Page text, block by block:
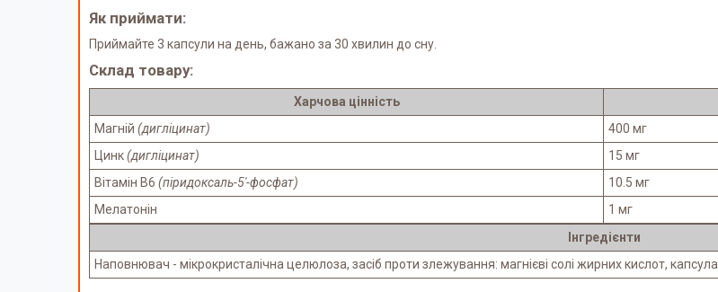
Як приймати:
Приймайте 3 капсули на день, бажано за 30 хвилин до сну.
Склад товару:
Харчова цінність
Магній (дигліцинат)
400 мг
Цинк(дигліцинат)
15 мг
Вітамін B6 (піридоксаль-5'-фосфат)
10.5 мг
Мелатонін
1 мг
Інгредієнти
Наповнювач - мікрокристалічна целюлоза, засіб проти злежування: магнієві солі жирних кислот, капсула